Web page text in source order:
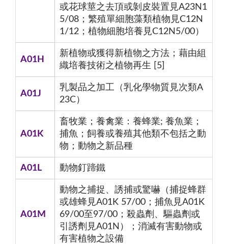
或花球莖之去頂或剝皮裝置見A23N1
5/08；繁殖單細胞藻類植物見C12N
1/12；植物細胞培養見C12N5/00）
A01H
新植物或獲得新植物之方法；藉由組
織培養技術之植物再生 [5]
A01J
乳製品之加工（乳化學物質見次類A
23C）
A01K
畜牧業；養禽業：養蜂業; 養魚業；
捕魚；飼養或養殖其他類不包括之動
物；動物之新品種
A01L 動物釘蹄鐵
A01M
動物之捕捉、誘捕或驚嚇（捕捉蜂群
或雄蜂見A01K 57/00；捕魚見A01K
69/00至97/00；殺蟲劑、驅蟲劑或
引誘劑見A01N）；消滅有害動物或
有害植物之設備